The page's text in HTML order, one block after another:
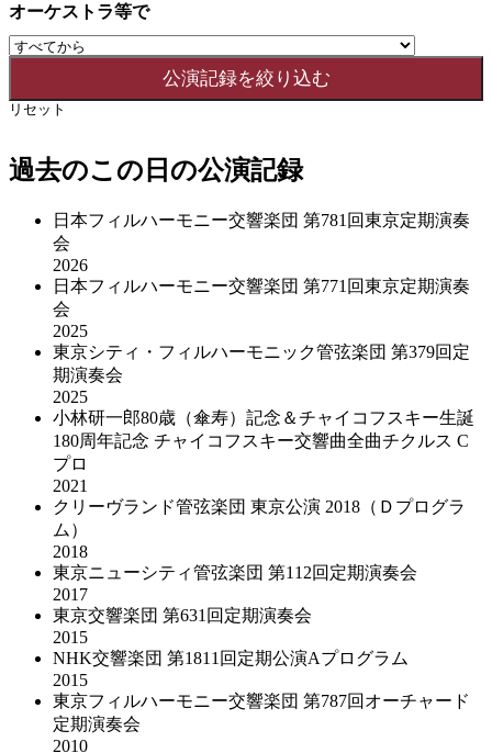
オーケストラ等で
リセット
過去のこの日の公演記録
日本フィルハーモニー交響楽団 第781回東京定期演奏
会
2026
日本フィルハーモニー交響楽団 第771回東京定期演奏
会
2025
東京シティ・フィルハーモニック管弦楽団 第379回定
期演奏会
2025
小林研一郎80歳（傘寿）記念＆チャイコフスキー生誕
180周年記念 チャイコフスキー交響曲全曲チクルス C
プロ
2021
クリーヴランド管弦楽団 東京公演 2018（Ｄプログラ
ム）
2018
東京ニューシティ管弦楽団 第112回定期演奏会
2017
東京交響楽団 第631回定期演奏会
2015
NHK交響楽団 第1811回定期公演Aプログラム
2015
東京フィルハーモニー交響楽団 第787回オーチャード
定期演奏会
2010